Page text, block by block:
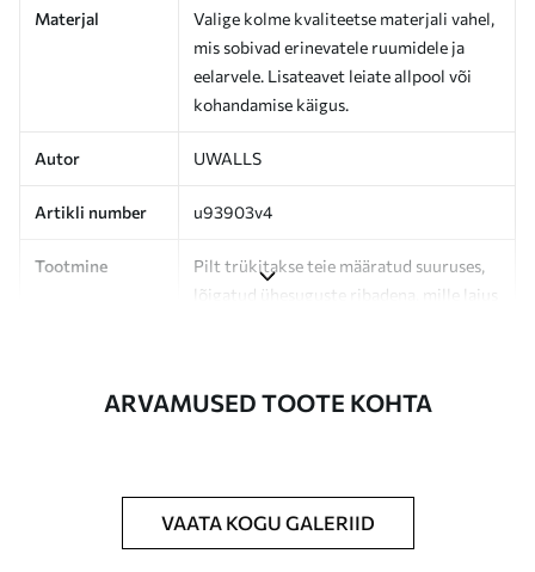
Materjal
Valige kolme kvaliteetse materjali vahel,
mis sobivad erinevatele ruumidele ja
eelarvele. Lisateavet leiate allpool või
kohandamise käigus.
Autor UWALLS
Artikli number u93903v4
Tootmine
Pilt trükitakse teie määratud suuruses,
lõigatud ühesuguste ribadena, mille laius
ARVAMUSED TOOTE KOHTA
VAATA KOGU GALERIID